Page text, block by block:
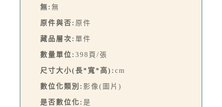
無: 無
原件與否: 原件
藏品層次: 單件
數量單位: 398頁/張
尺寸大小(長*寬*高): cm
數位化類別: 影像(圖片)
是否數位化: 是